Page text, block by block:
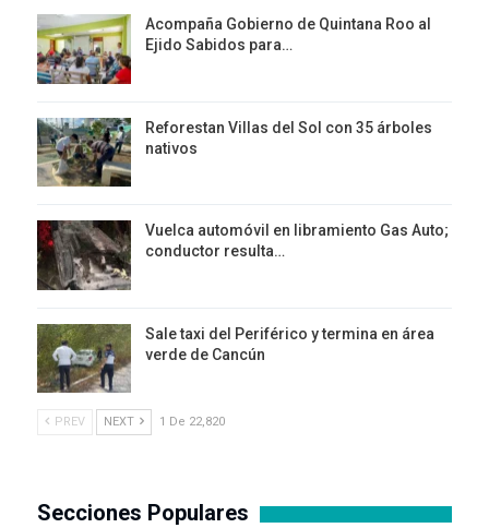
Acompaña Gobierno de Quintana Roo al
Ejido Sabidos para…
Reforestan Villas del Sol con 35 árboles
nativos
Vuelca automóvil en libramiento Gas Auto;
conductor resulta…
Sale taxi del Periférico y termina en área
verde de Cancún
PREV NEXT 1 De 22,820
Secciones Populares